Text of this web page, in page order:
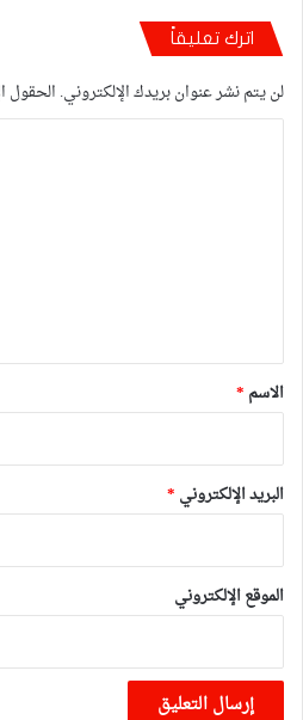
اترك تعليقاً
لن يتم نشر عنوان بريدك الإلكتروني. الحقول
*
الاسم *
البريد الإلكتروني *
الموقع الإلكتروني